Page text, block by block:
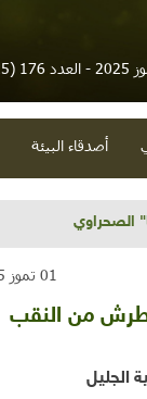
07-01)
أصدقاء البيئة
01 تموز 2025
من النقب
الجليل